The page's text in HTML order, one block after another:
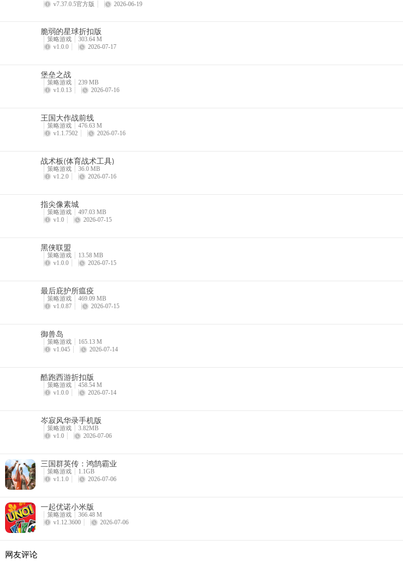
通过城池中的客栈按钮，可进入客栈。在客栈中可宴请指定3名武将，宴请武将后有一定几率获得大量将魂。
6、战役活动
通过城池中的收复按钮，可进入战役界面，参加战役活动，可获得多种多样的丰厚资源。
等级到达15级之后将开启军团，加入军团即可参与世界地图中的城池争夺，一统天下指日可待。
加入军团之后，即可抢夺世界地图中的城池，通过城池上的城战按钮，即可进入城战界面。在城战界面中可派兵参与城池的攻
游戏亮点
1、三国主题的策略战斗slg游戏，运筹帷幄之中，决胜游戏之间，带来震撼的游戏体验。
3、配合游戏内的军团系统，让主公可以在这中原大地实现一争雌雄。
5、与广大玩家一起回到汉末的世界去争霸天下，感受史诗级竞技挑战。
v7.37.0.5官方版
2026-06-19
脆弱的星球折扣版
策略游戏
303.64 M
v1.0.0
2026-07-17
堡垒之战
策略游戏
239 MB
v1.0.13
2026-07-16
王国大作战前线
策略游戏
476.63 M
v1.1.7502
2026-07-16
战术板(体育战术工具)
策略游戏
36.0 MB
v1.2.0
2026-07-16
指尖像素城
策略游戏
497.03 MB
v1.0
2026-07-15
黑侠联盟
策略游戏
13.58 MB
v1.0.0
2026-07-15
最后庇护所瘟疫
策略游戏
469.09 MB
v1.0.87
2026-07-15
御兽岛
策略游戏
165.13 M
v1.045
2026-07-14
酷跑西游折扣版
策略游戏
458.54 M
v1.0.0
2026-07-14
岑寂风华录手机版
策略游戏
3.82MB
v1.0
2026-07-06
三国群英传：鸿鹄霸业
策略游戏
1.1GB
v1.1.0
2026-07-06
一起优诺小米版
策略游戏
366.48 M
v1.12.3600
2026-07-06
网友评论